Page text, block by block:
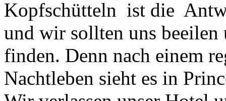
Kopfschütteln ist die
und wir sollten uns
finden. Denn nach einem
Nachtleben sieht es in